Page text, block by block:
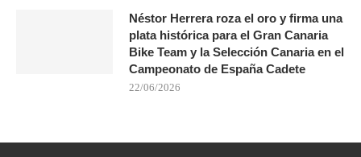
Néstor Herrera roza el oro y firma una
plata histórica para el Gran Canaria
Bike Team y la Selección Canaria en el
Campeonato de España Cadete
22/06/2026